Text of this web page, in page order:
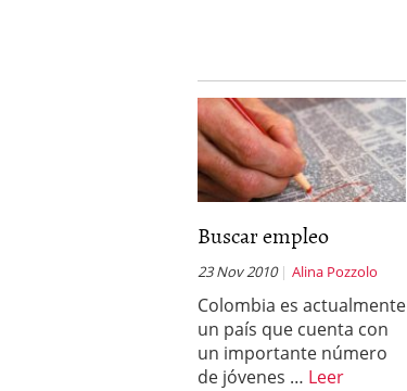
Buscar empleo
23 Nov 2010 Alina Pozzolo
Colombia es actualmente
un país que cuenta con
un importante número
de jóvenes … Leer